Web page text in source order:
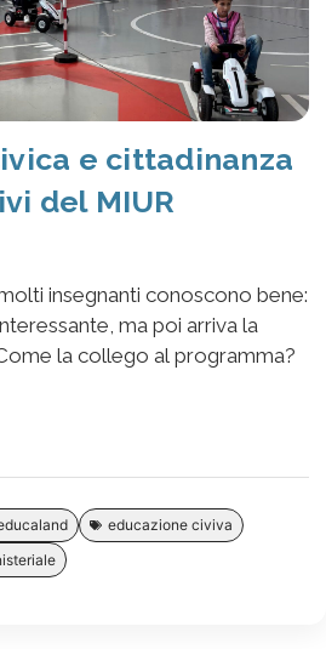
e cittadinanza
del MIUR
insegnanti conoscono bene:
ma poi arriva la
la collego al programma?
educazione civiva